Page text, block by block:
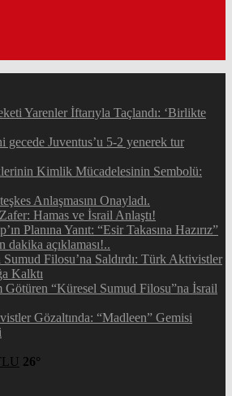
Yarenler İftarıyla Taçlandı: ‘Birlikte
gecede Juventus’u 5-2 yenerek tur
Kimlik Mücadelesinin Sembolü:
Anlaşmasını Onayladı.
Hamas ve İsrail Anlaştı!
Planına Yanıt: “Esir Takasına Hazırız”
açıklaması!..
Sumud Filosu’na Saldırdı: Türk Aktivistler
Kalktı
Götüren “Küresel Sumud Filosu”na İsrail
Gözaltında: “Madleen” Gemisi
26°